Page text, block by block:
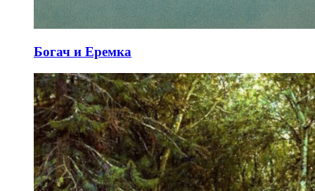
Богач и Еремка